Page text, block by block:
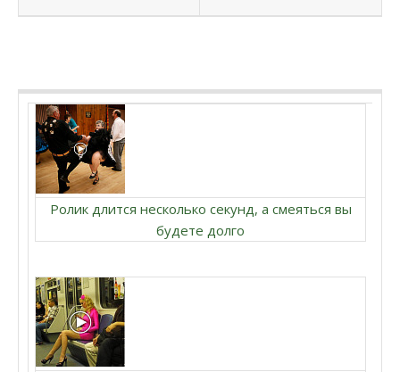
Ролик длится несколько секунд, а смеяться вы
будете долго